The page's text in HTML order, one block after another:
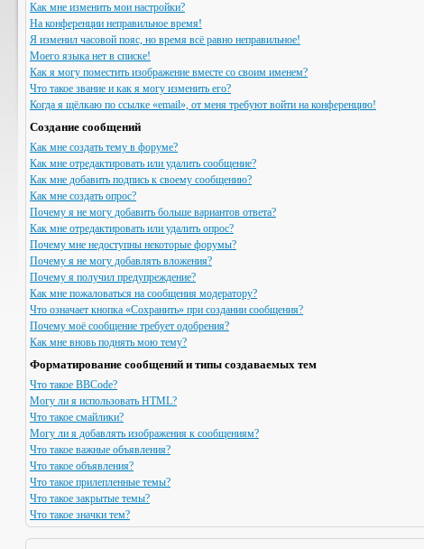
Как мне изменить мои настройки?
На конференции неправильное время!
Я изменил часовой пояс, но время всё равно неправильное!
Моего языка нет в списке!
Как я могу поместить изображение вместе со своим именем?
Что такое звание и как я могу изменить его?
Когда я щёлкаю по ссылке «email», от меня требуют войти на конференцию!
Создание сообщений
Как мне создать тему в форуме?
Как мне отредактировать или удалить сообщение?
Как мне добавить подпись к своему сообщению?
Как мне создать опрос?
Почему я не могу добавить больше вариантов ответа?
Как мне отредактировать или удалить опрос?
Почему мне недоступны некоторые форумы?
Почему я не могу добавлять вложения?
Почему я получил предупреждение?
Как мне пожаловаться на сообщения модератору?
Что означает кнопка «Сохранить» при создании сообщения?
Почему моё сообщение требует одобрения?
Как мне вновь поднять мою тему?
Форматирование сообщений и типы создаваемых тем
Что такое BBCode?
Могу ли я использовать HTML?
Что такое смайлики?
Могу ли я добавлять изображения к сообщениям?
Что такое важные объявления?
Что такое объявления?
Что такое прилепленные темы?
Что такое закрытые темы?
Что такое значки тем?